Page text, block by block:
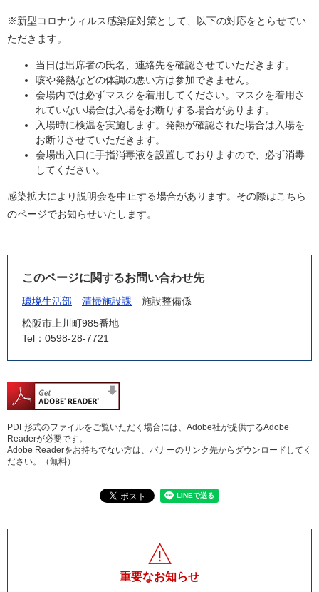
※新型コロナウィルス感染症対策として、以下の対応をとらせてい
ただきます。
当日は出席者の氏名、連絡先を確認させていただきます。
咳や発熱などの体調の悪い方は参加できません。
会場内では必ずマスクを着用してください。マスクを着用さ
れていない場合は入場をお断りする場合があります。
入場時に検温を実施します。発熱が確認された場合は入場を
お断りさせていただきます。
会場出入口に手指消毒液を設置しておりますので、必ず消毒
してください。
感染拡大により説明会を中止する場合があります。その際はこちら
のページでお知らせいたします。
このページに関するお問い合わせ先
環境生活部 清掃施設課
施設整備係
松阪市上川町985番地
Tel：0598-28-7721
PDF形式のファイルをご覧いただく場合には、Adobe社が提供するAdobe
Readerが必要です。
Adobe Readerをお持ちでない方は、バナーのリンク先からダウンロードしてく
ださい。（無料）
重要なお知らせ